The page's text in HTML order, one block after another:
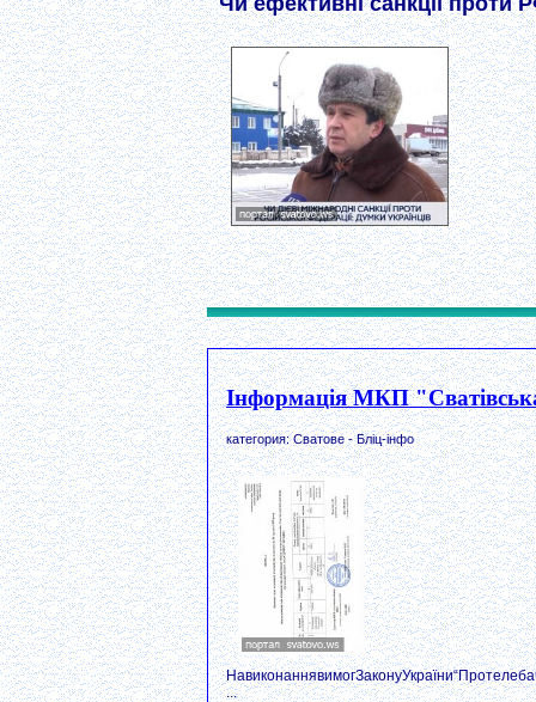
Інформація МКП "Сватівська
категория: Сватове - Бліц-інфо
...